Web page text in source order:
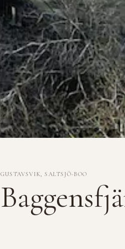
GUSTAVSVIK, SALTSJÖ-BOO